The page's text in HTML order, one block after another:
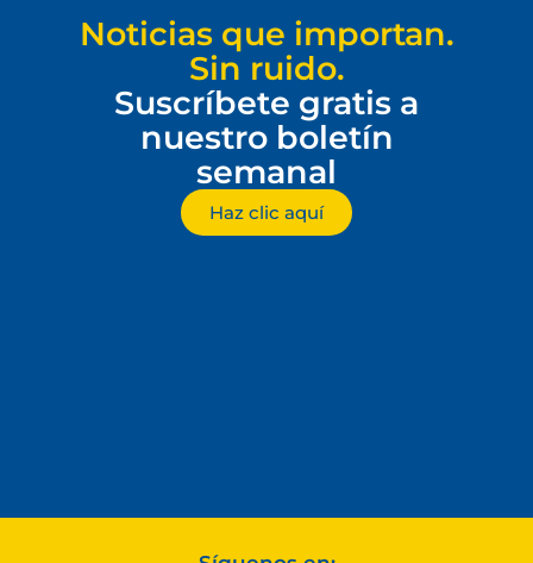
Noticias que importan.
Sin ruido.
Suscríbete gratis a
nuestro boletín
semanal
Haz clic aquí